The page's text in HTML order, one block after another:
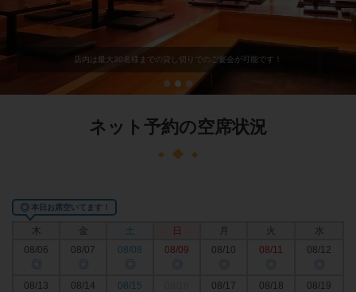
店内は最大30名様までの貸し切りでのご宴会が可能です！
ネット予約の空席状況
◎本日お席空いてます！
木 金 土 日 火
水
08/06
◎
08/07
◎
08/08
◎
08/09
◎
08/10
◎
08/11
◎
08/12
◎
08/13 08/14 08/15 08/17 08/18 08/19